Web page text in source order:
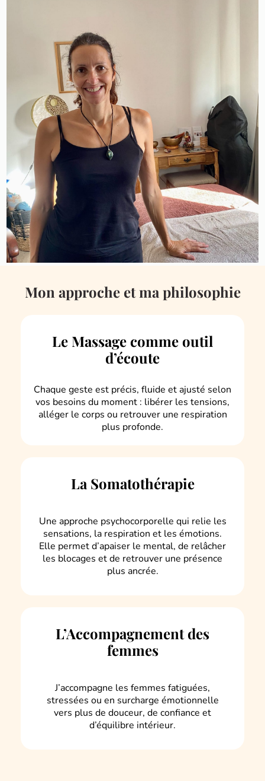
Mon approche et ma philosophie
Le Massage comme outil
d’écoute
Chaque geste est précis, fluide et ajusté selon
vos besoins du moment : libérer les tensions,
alléger le corps ou retrouver une respiration
plus profonde.
La Somatothérapie
Une approche psychocorporelle qui relie les
sensations, la respiration et les émotions.
Elle permet d’apaiser le mental, de relâcher
les blocages et de retrouver une présence
plus ancrée.
L’Accompagnement des
femmes
J’accompagne les femmes fatiguées,
stressées ou en surcharge émotionnelle
vers plus de douceur, de confiance et
d’équilibre intérieur.